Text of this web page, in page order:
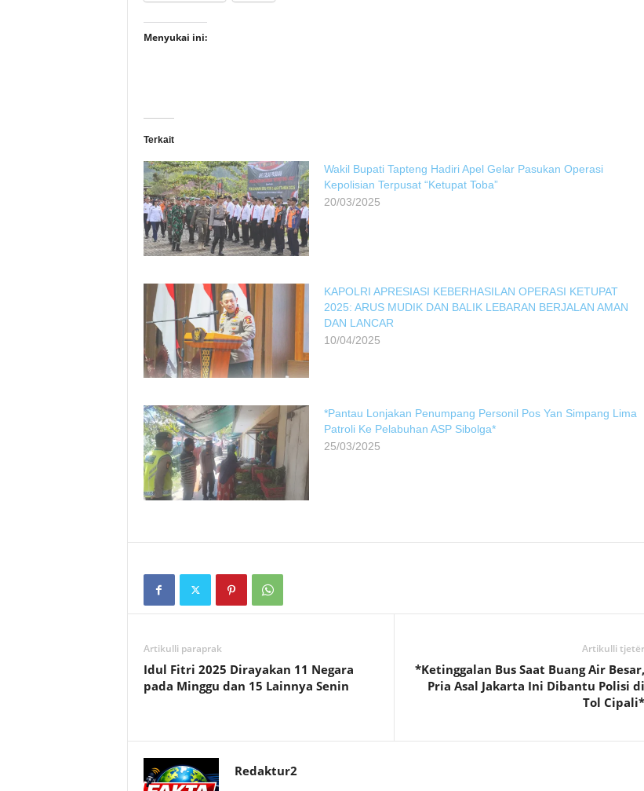
Menyukai ini:
Terkait
Wakil Bupati Tapteng Hadiri Apel Gelar Pasukan Operasi
Kepolisian Terpusat “Ketupat Toba”
20/03/2025
KAPOLRI APRESIASI KEBERHASILAN OPERASI KETUPAT
2025: ARUS MUDIK DAN BALIK LEBARAN BERJALAN AMAN
DAN LANCAR
10/04/2025
*Pantau Lonjakan Penumpang Personil Pos Yan Simpang Lima
Patroli Ke Pelabuhan ASP Sibolga*
25/03/2025
Artikulli paraprak
Idul Fitri 2025 Dirayakan 11 Negara
pada Minggu dan 15 Lainnya Senin
Artikulli tjetër
*Ketinggalan Bus Saat Buang Air Besar,
Pria Asal Jakarta Ini Dibantu Polisi di
Tol Cipali*
Redaktur2